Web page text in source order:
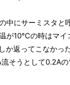
中にサーミスタと
が10℃の時はマイ
か返ってこなか
そうとして0.2A